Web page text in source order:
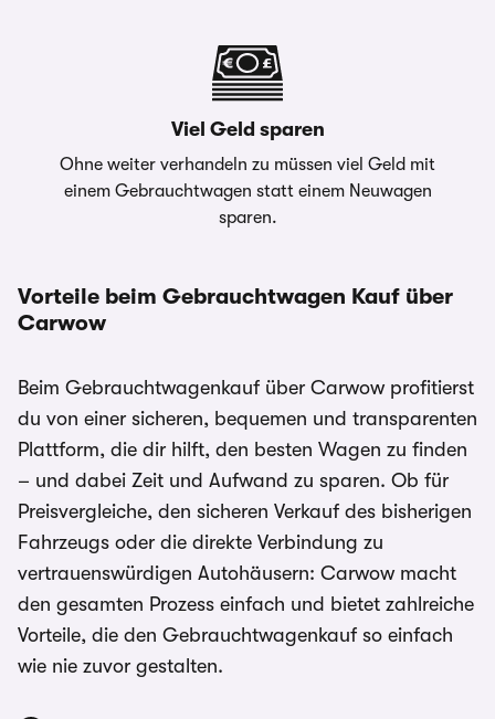
Viel Geld sparen
Ohne weiter verhandeln zu müssen viel Geld mit
einem Gebrauchtwagen statt einem Neuwagen
sparen.
Vorteile beim Gebrauchtwagen Kauf über
Carwow
Beim Gebrauchtwagenkauf über Carwow profitierst
du von einer sicheren, bequemen und transparenten
Plattform, die dir hilft, den besten Wagen zu finden
– und dabei Zeit und Aufwand zu sparen. Ob für
Preisvergleiche, den sicheren Verkauf des bisherigen
Fahrzeugs oder die direkte Verbindung zu
vertrauenswürdigen Autohäusern: Carwow macht
den gesamten Prozess einfach und bietet zahlreiche
Vorteile, die den Gebrauchtwagenkauf so einfach
wie nie zuvor gestalten.